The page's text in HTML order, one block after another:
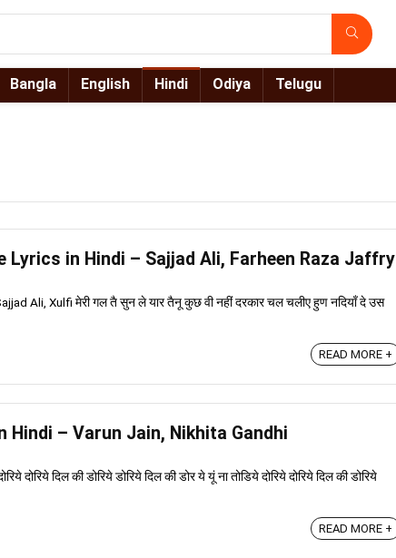
Bangla English Hindi Odiya Telugu
Lyrics in Hindi – Sajjad Ali, Farheen Raza Jaffry
Ali, Xulfi मेरी गल तै सुन ले यार तैनू कुछ वी नहीं दरकार चल चलीए हुण नदियाँ दे उस
READ MORE +
Hindi – Varun Jain, Nikhita Gandhi
दोरिये दिल की डोरिये डोरिये दिल की डोर ये यूं ना तोडिये दोरिये दोरिये दिल की डोरिये
READ MORE +